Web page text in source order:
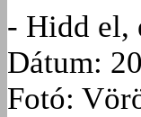
- Hidd el,
Dátum:
Fotó: